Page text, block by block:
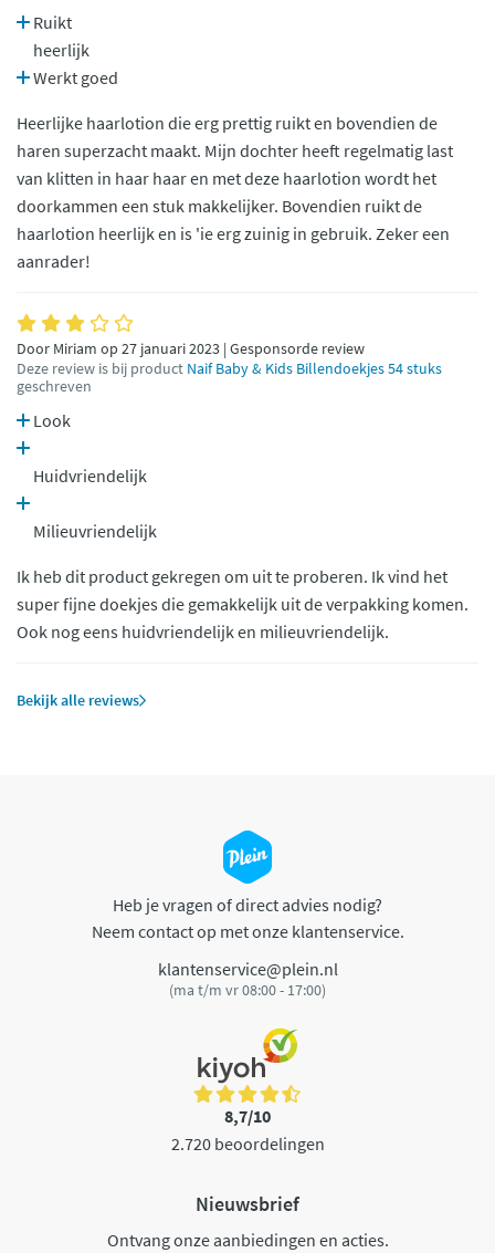
Ruikt
heerlijk
Werkt goed
Heerlijke haarlotion die erg prettig ruikt en bovendien de
haren superzacht maakt. Mijn dochter heeft regelmatig last
van klitten in haar haar en met deze haarlotion wordt het
doorkammen een stuk makkelijker. Bovendien ruikt de
haarlotion heerlijk en is 'ie erg zuinig in gebruik. Zeker een
aanrader!
Door Miriam op 27 januari 2023 | Gesponsorde review
Deze review is bij product Naif Baby & Kids Billendoekjes 54 stuks
geschreven
Look
Huidvriendelijk
Milieuvriendelijk
Ik heb dit product gekregen om uit te proberen. Ik vind het
super fijne doekjes die gemakkelijk uit de verpakking komen.
Ook nog eens huidvriendelijk en milieuvriendelijk.
Bekijk alle reviews
Heb je vragen of direct advies nodig?
Neem contact op met onze klantenservice.
klantenservice@plein.nl
(ma t/m vr 08:00 - 17:00)
8,7/10
2.720 beoordelingen
Nieuwsbrief
Ontvang onze aanbiedingen en acties.